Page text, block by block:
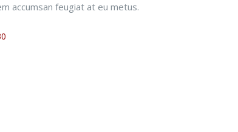
accumsan feugiat at eu metus.